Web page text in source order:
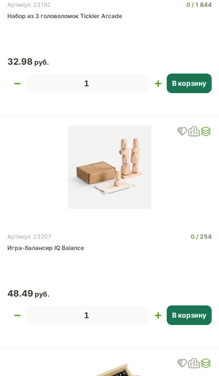
Артикул: 23192 0
1 844
Набор из 3 головоломок Tickler Arcade
32.98
В корзину
Артикул: 23207 0
254
Игра-балансир IQ Balance
48.49
В корзину